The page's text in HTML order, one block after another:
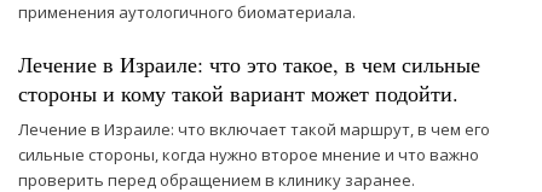
применения аутологичного биоматериала.
Лечение в Израиле: что это такое, в чем сильные
стороны и кому такой вариант может подойти.
Лечение в Израиле: что включает такой маршрут, в чем его
сильные стороны, когда нужно второе мнение и что важно
проверить перед обращением в клинику заранее.